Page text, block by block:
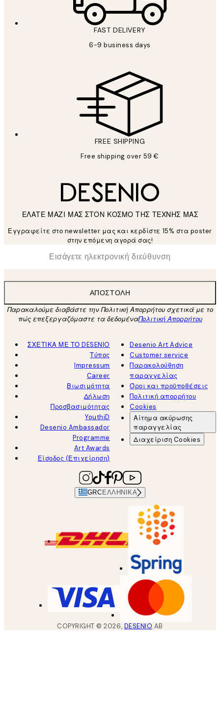
FAST DELIVERY
6-9 business days
FREE SHIPPING
Free shipping over 59 €
ΕΛΑΤΕ ΜΑΖΙ ΜΑΣ ΣΤΟΝ ΚΟΣΜΟ ΤΗΣ ΤΕΧΝΗΣ ΜΑΣ
Εγγραφείτε στο newsletter μας και κερδίστε 15% στα poster
στην επόμενη αγορά σας!
Ηλεκτρονική Διεύθυνση
ΑΠΟΣΤΟΛΉ
Παρακαλούμε διαβάστε την Πολιτική Απορρήτου σχετικά με το
πώς επεξεργαζόμαστε τα δεδομέναΠολιτική Απορρήτου
ΣΧΕΤΙΚΑ ΜΕ ΤΟ DESENIO
Τύπος
Impressum
Career
Βιωσιμότητα
Δήλωση
Προσβασιμότητας
YouthiD
Desenio Ambassador
Programme
Art Awards
Είσοδος (Επιχείρηση)
Desenio Art Advice
Customer service
Παρακολούθηση
παραγγελίας
Όροι και προϋποθέσεις
Πολιτική απορρήτου
Cookies
Αίτημα ακύρωσης
παραγγελίας
Διαχείριση Cookies
GRC ΕΛΛΗΝΙΚΆ
COPYRIGHT ©2026, DESENIO AB